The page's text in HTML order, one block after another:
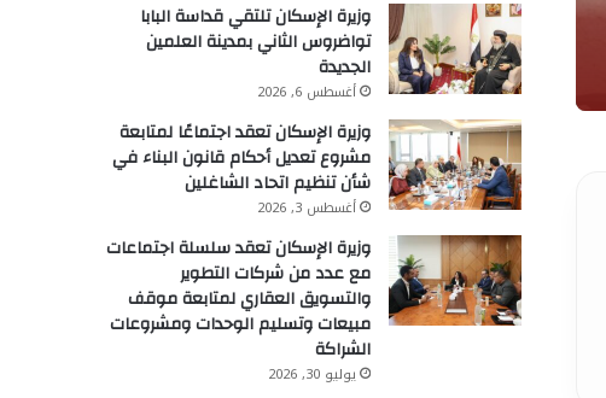
وزيرة الإسكان تلتقي قداسة البابا
تواضروس الثاني بمدينة العلمين
الجديدة
أغسطس 6, 2026
وزيرة الإسكان تعقد اجتماعًا لمتابعة
مشروع تعديل أحكام قانون البناء في
شأن تنظيم اتحاد الشاغلين
أغسطس 3, 2026
وزيرة الإسكان تعقد سلسلة اجتماعات
مع عدد من شركات التطوير
والتسويق العقاري لمتابعة موقف
مبيعات وتسليم الوحدات ومشروعات
الشراكة
يوليو 30, 2026